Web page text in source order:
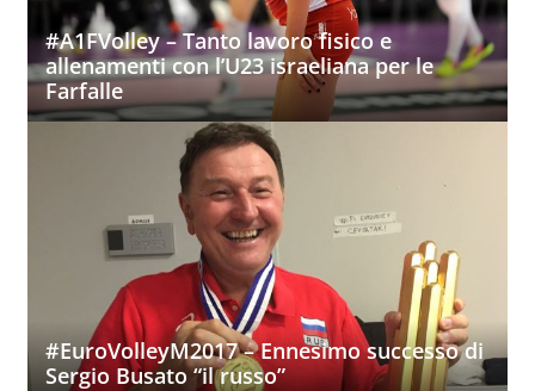
#A1FVolley – Tanto lavoro fisico e
allenamenti con l’U23 israeliana per le
Farfalle
#EuroVolleyM2017 – Ennesimo successo di
Sergio Busato “il russo”